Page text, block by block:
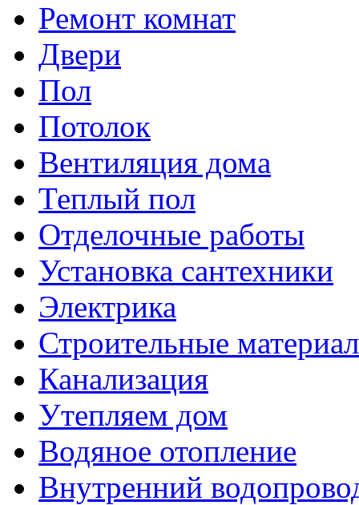
Ремонт комнат
Двери
Пол
Потолок
Вентиляция дома
Теплый пол
Отделочные работы
Установка сантехники
Электрика
Строительные
Канализация
Утепляем дом
Водяное отопление
Внутренний